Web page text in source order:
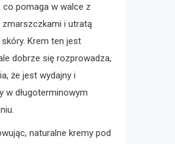
co pomaga w walce z
zmarszczkami i utratą
Krem ten jest
dobrze się rozprowadza,
że jest wydajny i
w długoterminowym
naturalne kremy pod